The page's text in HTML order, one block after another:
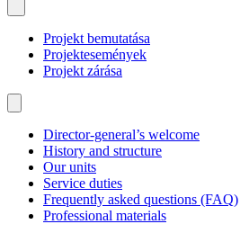
Projekt bemutatása
Projektesemények
Projekt zárása
Director-general’s welcome
History and structure
Our units
Service duties
Frequently asked questions (FAQ)
Professional materials